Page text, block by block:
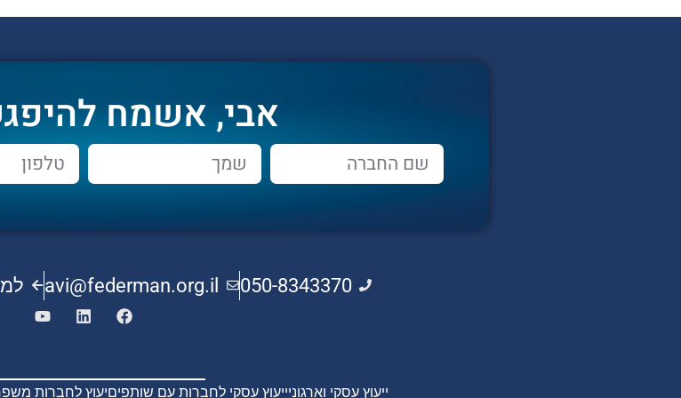
אבי, אשמח
050-8343370
avi@federman.org.il
ייעוץ עסקי וארגוניייעוץ עסקי לחברות עם שותפיםיעוץ לחברות